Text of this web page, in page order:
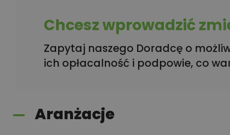
Chcesz wprowadzić
Zapytaj naszego Doradcę o
ich opłacalność i podpowie, co
Aranżacje